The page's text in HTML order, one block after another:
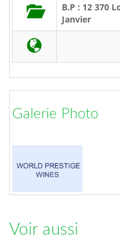
B.P : 12 370
Janvier
Galerie Photo
Voir aussi